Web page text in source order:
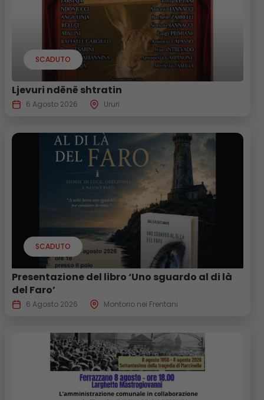
SCADUTO
Ljevuri ndënë shtratin
6 Agosto 2026 Ururi
SCADUTO
Presentazione del libro ‘Uno sguardo al di là
del Faro’
6 Agosto 2026 Montorio nei Frentani